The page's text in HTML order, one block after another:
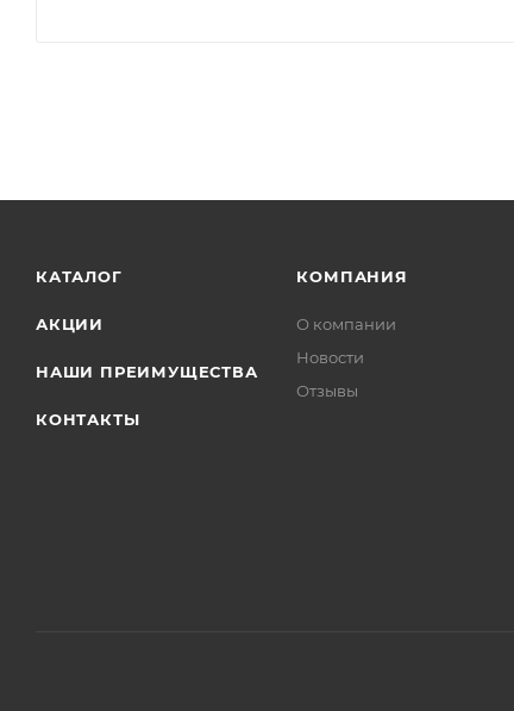
КАТАЛОГ
АКЦИИ
НАШИ ПРЕИМУЩЕСТВА
КОНТАКТЫ
КОМПАНИЯ
О компании
Новости
Отзывы